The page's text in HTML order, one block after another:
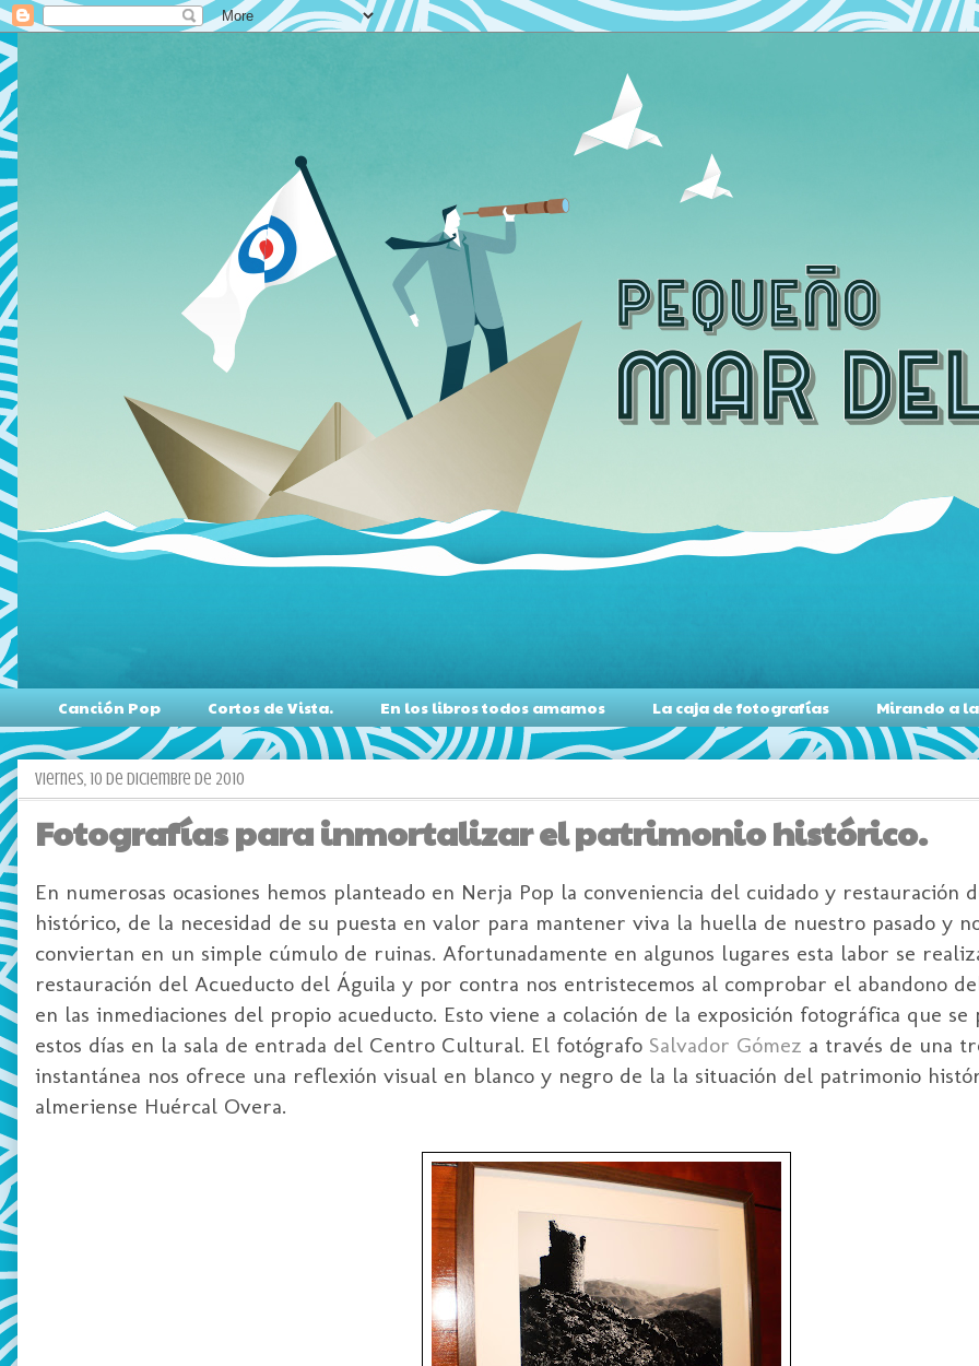
Canción Pop Cortos de Vista. En los libros todos amamos La caja de fotografías Mirando a
viernes, 10 de diciembre de 2010
Fotografías para inmortalizar el patrimonio histórico.
En numerosas ocasiones hemos planteado en Nerja Pop la conveniencia del cuidado y restauración
histórico, de la necesidad de su puesta en valor para mantener viva la huella de nuestro pasado y
conviertan en un simple cúmulo de ruinas. Afortunadamente en algunos lugares esta labor se
restauración del Acueducto del Águila y por contra nos entristecemos al comprobar el abandono
en las inmediaciones del propio acueducto. Esto viene a colación de la exposición fotográfica que
estos días en la sala de entrada del Centro Cultural. El fotógrafo Salvador Gómez a través de una
instantánea nos ofrece una reflexión visual en blanco y negro de la la situación del patrimonio
almeriense Huércal Overa.